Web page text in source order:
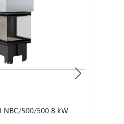
NBC/500/500 8 kW